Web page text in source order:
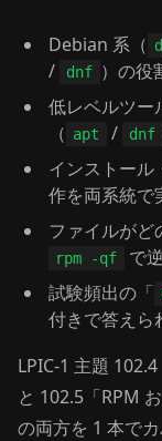
Debian 系（
/ dnf ）の役
低レベルツー
（ apt / dnf
インストール
作を両系統で
ファイルがど
rpm -qf
で
試験頻出の「
付きで答えら
LPIC-1 主題
と 102.5「RPM
の両方を 1 本でカ